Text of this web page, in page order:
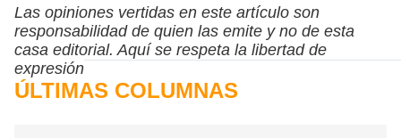
Las opiniones vertidas en este artículo son
responsabilidad de quien las emite y no de esta
casa editorial. Aquí se respeta la libertad de
expresión
ÚLTIMAS COLUMNAS